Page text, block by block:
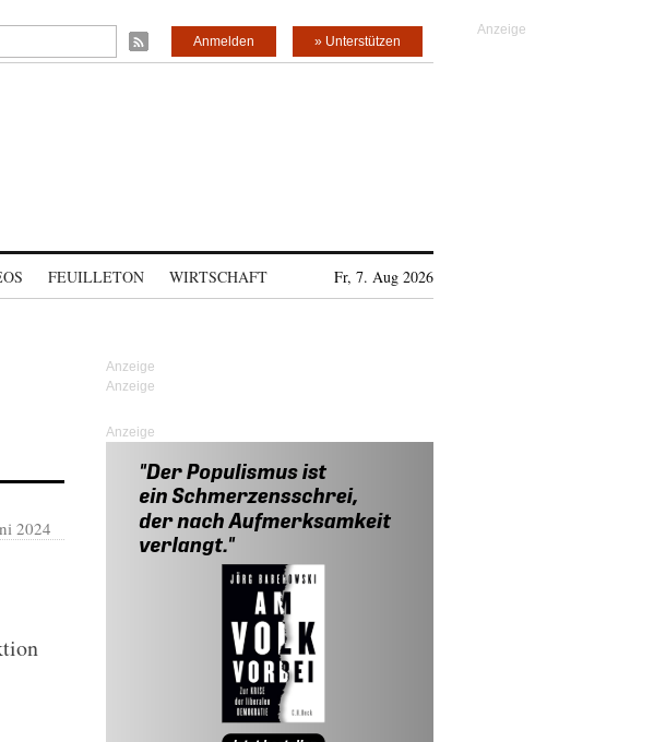
» Unterstützen
Anmelden
FEUILLETON WIRTSCHAFT Fr, 7. Aug 2026
2024
Anzeige